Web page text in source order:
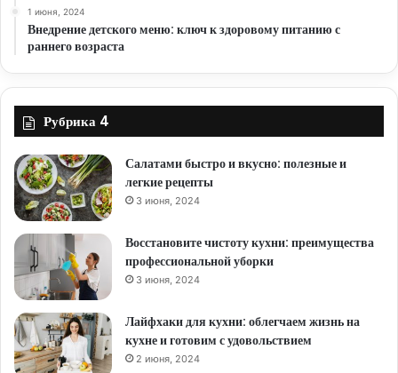
1 июня, 2024
Внедрение детского меню: ключ к здоровому питанию с
раннего возраста
Рубрика 4
Салатами быстро и вкусно: полезные и
легкие рецепты
3 июня, 2024
Восстановите чистоту кухни: преимущества
профессиональной уборки
3 июня, 2024
Лайфхаки для кухни: облегчаем жизнь на
кухне и готовим с удовольствием
2 июня, 2024